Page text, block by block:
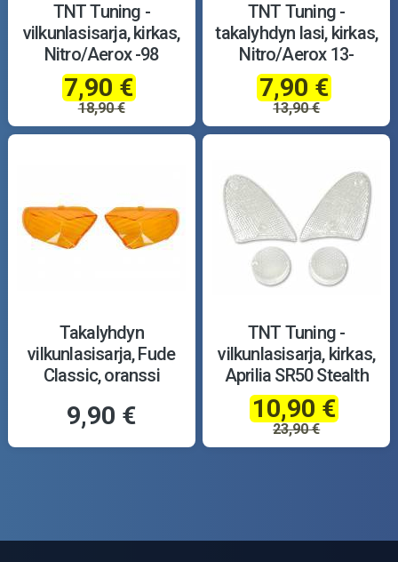
TNT Tuning -
vilkunlasisarja, kirkas,
Nitro/Aerox -98
7,90 €
18,90 €
TNT Tuning -
takalyhdyn lasi, kirkas,
Nitro/Aerox 13-
7,90 €
13,90 €
Takalyhdyn
vilkunlasisarja, Fude
Classic, oranssi
9,90 €
TNT Tuning -
vilkunlasisarja, kirkas,
Aprilia SR50 Stealth
10,90 €
23,90 €